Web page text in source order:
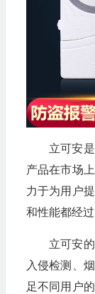
立可安
产品在市场
力于为用户
和性能都经
立可安
入侵检测、
足不同用户